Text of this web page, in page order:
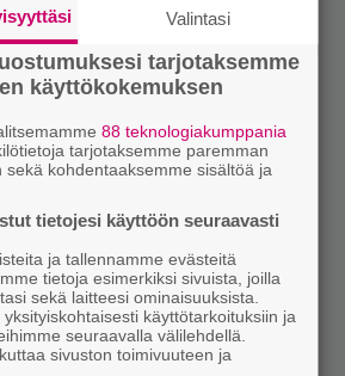
Valintasi
tarjotaksemme
käyttökokemuksen
88 teknologiakumppania
tarjotaksemme paremman
sekä kohdentaaksemme sisältöä ja
tietojesi käyttöön seuraavasti
ja tallennamme evästeitä
tietoja esimerkiksi sivuista, joilla
sekä laitteesi ominaisuuksista.
käyttötarkoituksiin ja
seuraavalla välilehdellä.
sivuston toimivuuteen ja